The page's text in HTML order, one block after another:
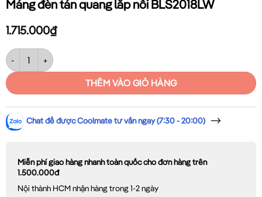
Máng đèn tán quang lắp nổi BLS2018LW
1.715.000₫
Máng đèn tán quang lắp nổi BLS2018LW số lượng
THÊM VÀO GIỎ HÀNG
Chat để được Coolmate tư vấn ngay (7:30 - 20:00)
Miễn phí giao hàng nhanh toàn quốc cho đơn hàng trên
1.500.000đ
Nội thành HCM nhận hàng trong 1-2 ngày